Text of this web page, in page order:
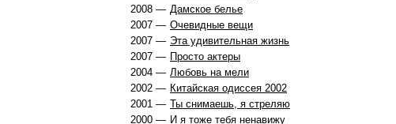
2008 — Дамское белье
2007 — Очевидные вещи
2007 — Эта удивительная жизнь
2007 — Просто актеры
2004 — Любовь на мели
2002 — Китайская одиссея 2002
2001 — Ты снимаешь, я стреляю
2000 — И я тоже тебя ненавижу